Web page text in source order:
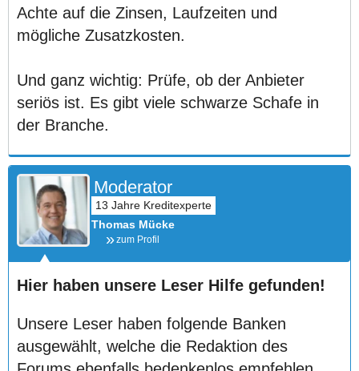
Achte auf die Zinsen, Laufzeiten und
mögliche Zusatzkosten.
Und ganz wichtig: Prüfe, ob der Anbieter
seriös ist. Es gibt viele schwarze Schafe in
der Branche.
Moderator
Thomas Mücke
zum Profil
Hier haben unsere Leser Hilfe gefunden!
Unsere Leser haben folgende Banken
ausgewählt, welche die Redaktion des